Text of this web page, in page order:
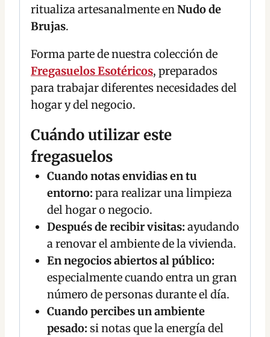
ritualiza artesanalmente en Nudo de
Brujas.
Forma parte de nuestra colección de
Fregasuelos Esotéricos, preparados
para trabajar diferentes necesidades del
hogar y del negocio.
Cuándo utilizar este
fregasuelos
Cuando notas envidias en tu
entorno: para realizar una limpieza
del hogar o negocio.
Después de recibir visitas: ayudando
a renovar el ambiente de la vivienda.
En negocios abiertos al público:
especialmente cuando entra un gran
número de personas durante el día.
Cuando percibes un ambiente
pesado: si notas que la energía del